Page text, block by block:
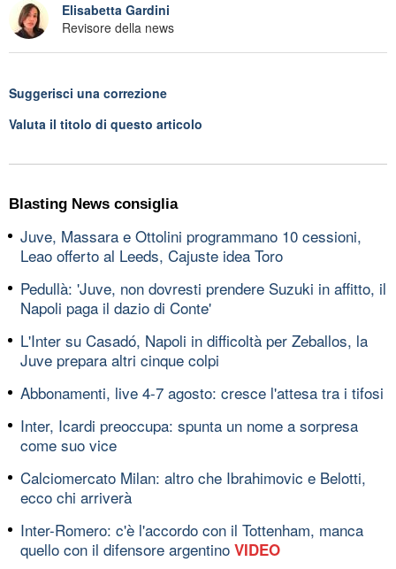
Elisabetta Gardini
Revisore della news
Suggerisci una correzione
Valuta il titolo di questo articolo
Blasting News consiglia
Juve, Massara e Ottolini programmano 10 cessioni,
Leao offerto al Leeds, Cajuste idea Toro
Pedullà: 'Juve, non dovresti prendere Suzuki in affitto, il
Napoli paga il dazio di Conte'
L'Inter su Casadó, Napoli in difficoltà per Zeballos, la
Juve prepara altri cinque colpi
Abbonamenti, live 4-7 agosto: cresce l'attesa tra i tifosi
Inter, Icardi preoccupa: spunta un nome a sorpresa
come suo vice
Calciomercato Milan: altro che Ibrahimovic e Belotti,
ecco chi arriverà
Inter-Romero: c'è l'accordo con il Tottenham, manca
quello con il difensore argentino VIDEO